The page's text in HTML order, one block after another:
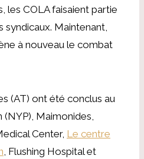
les COLA faisaient partie
Maintenant,
à nouveau le combat
(AT) ont été conclus au
Maimonides,
Center, Le centre
, Flushing Hospital et